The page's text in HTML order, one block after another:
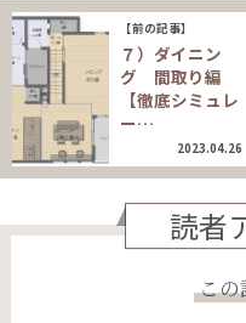
【前の記事】
７）ダイニン
グ 間取り編
【徹底シミュレ
ー…
2023.04.26
読者
こ